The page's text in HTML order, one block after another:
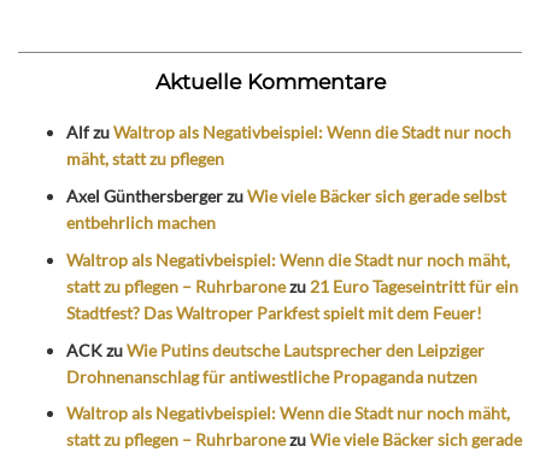
Aktuelle Kommentare
AlfzuWaltrop als Negativbeispiel: Wenn die Stadt nur noch
mäht, statt zu pflegen
Axel GünthersbergerzuWie viele Bäcker sich gerade selbst
entbehrlich machen
Waltrop als Negativbeispiel: Wenn die Stadt nur noch mäht,
statt zu pflegen – Ruhrbaronezu 21 Euro Tageseintritt für ein
Stadtfest? Das Waltroper Parkfest spielt mit dem Feuer!
ACKzuWie Putins deutsche Lautsprecher den Leipziger
Drohnenanschlag für antiwestliche Propaganda nutzen
Waltrop als Negativbeispiel: Wenn die Stadt nur noch mäht,
statt zu pflegen – RuhrbaronezuWie viele Bäcker sich gerade